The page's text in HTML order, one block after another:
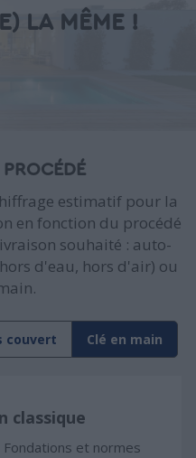
LA MÊME !
estimatif pour la
en fonction du procédé
souhaité : auto-
d'eau, hors d'air) ou
couvert Clé en main
classique
et normes